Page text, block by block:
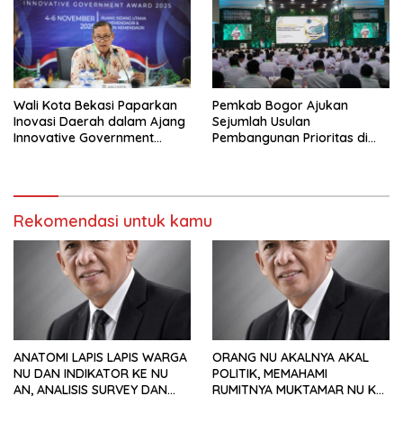
Wali Kota Bekasi Paparkan
Inovasi Daerah dalam Ajang
Innovative Government
Pemkab Bogor Ajukan
Sejumlah Usulan
Pembangunan Prioritas di
Rekomendasi untuk kamu
ANATOMI LAPIS LAPIS WARGA
NU DAN INDIKATOR KE NU
AN, ANALISIS SURVEY DAN
ORANG NU AKALNYA AKAL
POLITIK, MEMAHAMI
RUMITNYA MUKTAMAR NU KE